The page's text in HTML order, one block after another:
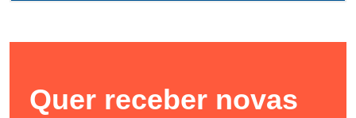
Quer receber novas